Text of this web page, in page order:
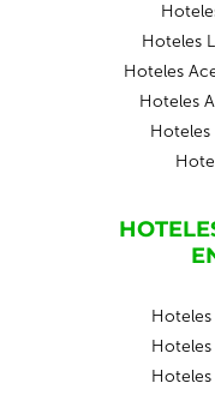
Hoteles
Hoteles
Hoteles
Hoteles
Hoteles
Hoteles
Hoteles